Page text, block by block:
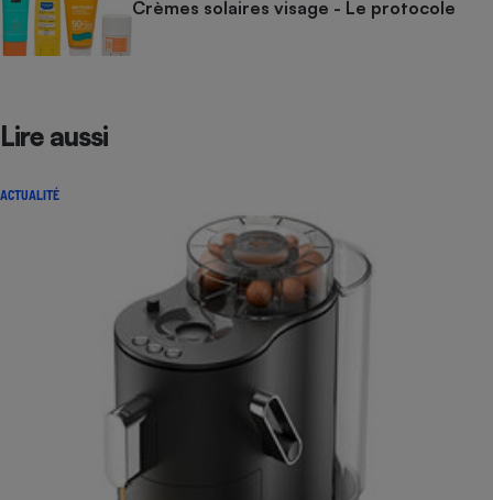
Crèmes solaires visage - Le protocole
Lire aussi
ACTUALITÉ